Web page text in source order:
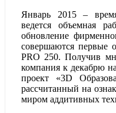
Январь 2015 –
ведется объемная
обновление
совершаются первые
PRO 250. Получив
компания к декабрю
проект «3D
рассчитанный на
миром аддитивных